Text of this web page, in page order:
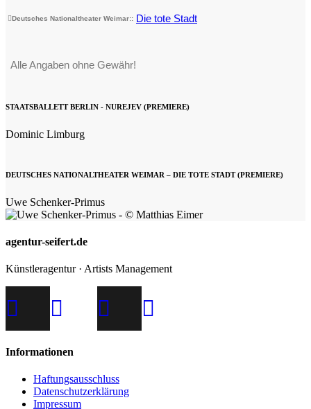
Deutsches Nationaltheater Weimar:: Die tote Stadt
Alle Angaben ohne Gewähr!
STAATSBALLETT BERLIN - NUREJEV (PREMIERE)
Dominic Limburg
DEUTSCHES NATIONALTHEATER WEIMAR – DIE TOTE STADT (PREMIERE)
Uwe Schenker-Primus
agentur-seifert.de
Künstleragentur · Artists Management
Informationen
Haftungsausschluss
Datenschutzerklärung
Impressum